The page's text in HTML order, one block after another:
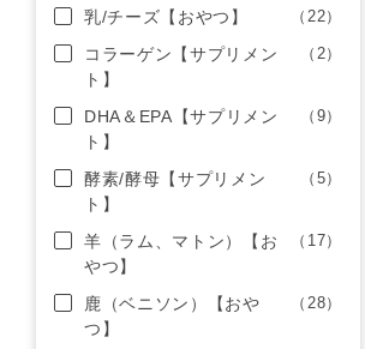
乳/チーズ【おやつ】 （22）
コラーゲン【サプリメン
ト】
（2）
DHA＆EPA【サプリメン
ト】
（9）
酵素/酵母【サプリメン
ト】
（5）
羊（ラム、マトン）【お
やつ】
（17）
鹿（ベニソン）【おや
つ】
（28）